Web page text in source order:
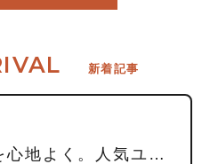
新着記事
毎日のお風呂時間を心地よく。人気ユニットバスメーカー5社の特徴と我が家にぴったりの選び方